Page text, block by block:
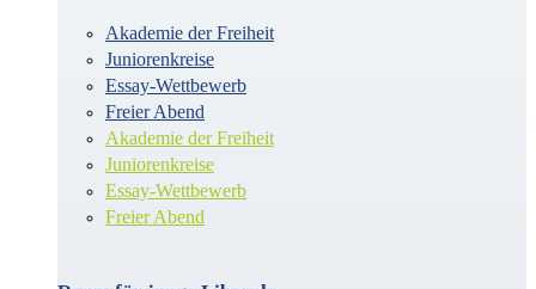
Akademie der Freiheit
Juniorenkreise
Essay-Wettbewerb
Freier Abend
Akademie der Freiheit
Juniorenkreise
Essay-Wettbewerb
Freier Abend